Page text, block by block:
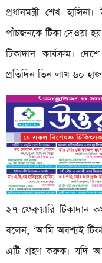
প্রধানমন্ত্রী শেখ
পাঁচজনকে টিকা দেওয়া
টিকাদান কার্যক্রম।
প্রতিদিন তিন লাখ ৬০
২৭ ফেব্রুয়ারি টিকাদান
বলেন, ‘আমি অবশ্যই
এটি গ্রহণ করুক। যদি